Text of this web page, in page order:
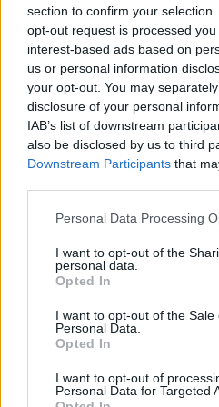
section to confirm your
opt-out request is processed
interest-based ads based on
us or personal information
your opt-out. You may
disclosure of your personal
IAB’s list of downstream
also be disclosed by us to third
Downstream Participants that
Personal Data Processing
I want to opt-out of the
personal data.
Opted In
I want to opt-out of the Sale
Personal Data.
Opted In
I want to opt-out of
Personal Data for Targeted
špatně načasovaným
7.7.2026 | PRAHA ( Ekolist.cz
Diskuse: 2
chybám a špatně načasovaným
prostředí letos připravilo systém
sloužit jako efektivní plán
Jak čápi přežili horka a
sledování hnízd
společnost ornitologická (ČSO)